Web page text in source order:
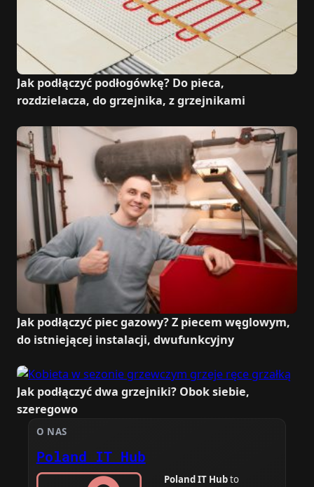
Jak podłączyć podłogówkę? Do pieca,
rozdzielacza, do grzejnika, z grzejnikami
Jak podłączyć piec gazowy? Z piecem węglowym,
do istniejącej instalacji, dwufunkcyjny
Jak podłączyć dwa grzejniki? Obok siebie,
szeregowo
O NAS
Poland IT Hub
Poland IT Hubto